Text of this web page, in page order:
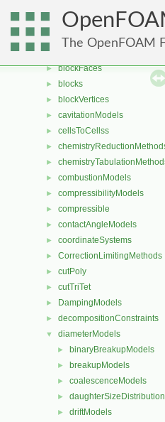
The OpenFOAM
► AveragingMethods
► blendingMethods
►
► blockFaces
► blocks
► blockVertices
► cavitationModels
► cellsToCellss
►
►
► combustionModels
► compressibilityModels
► compressible
► contactAngleModels
► coordinateSystems
► CorrectionLimitingMethods
► cutPoly
► cutTriTet
► DampingModels
► decompositionConstraints
▼ diameterModels
► binaryBreakupModels
► breakupModels
► coalescenceModels
►
► driftModels